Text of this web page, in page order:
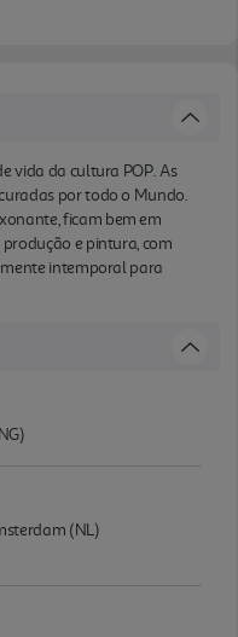
vida da cultura POP. As
por todo o Mundo.
ficam bem em
e pintura, com
intemporal para
(NL)